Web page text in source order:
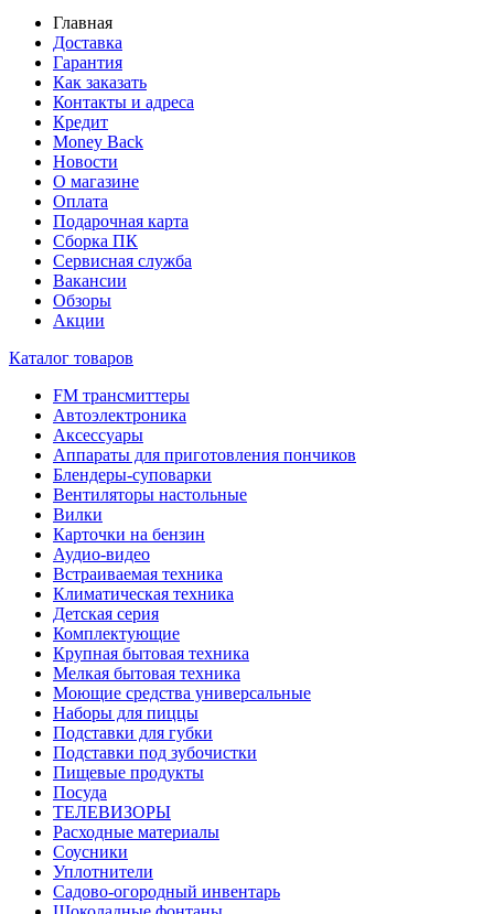
Главная
Доставка
Гарантия
Как заказать
Контакты и адреса
Кредит
Money Back
Новости
О магазине
Оплата
Подарочная карта
Сборка ПК
Сервисная служба
Вакансии
Обзоры
Акции
Каталог товаров
FM трансмиттеры
Автоэлектроника
Аксессуары
Аппараты для приготовления пончиков
Блендеры-суповарки
Вентиляторы настольные
Вилки
Карточки на бензин
Аудио-видео
Встраиваемая техника
Климатическая техника
Детская серия
Комплектующие
Крупная бытовая техника
Мелкая бытовая техника
Моющие средства универсальные
Наборы для пиццы
Подставки для губки
Подставки под зубочистки
Пищевые продукты
Посуда
ТЕЛЕВИЗОРЫ
Расходные материалы
Соусники
Уплотнители
Садово-огородный инвентарь